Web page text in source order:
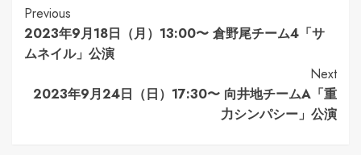
Continue
Reading
Previous
2023年9月18日（月）13:00〜 倉野尾チーム4「サ
ムネイル」公演
Next
2023年9月24日（日）17:30〜 向井地チームA「重
力シンパシー」公演